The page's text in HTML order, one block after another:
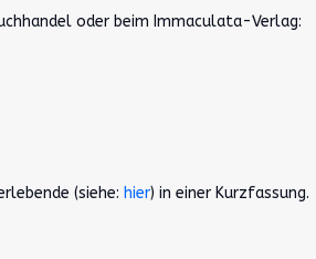
oder beim Immaculata-Verlag:
(siehe: hier) in einer Kurzfassung.